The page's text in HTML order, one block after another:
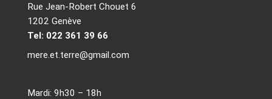
Rue Jean-Robert Chouet 6
1202 Genève
Tel: 022 361 39 66
mere.et.terre@gmail.com
Mardi: 9h30 – 18h